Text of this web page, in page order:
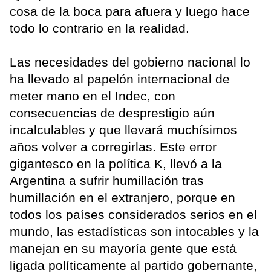
cosa de la boca para afuera y luego hace
todo lo contrario en la realidad.
Las necesidades del gobierno nacional lo
ha llevado al papelón internacional de
meter mano en el Indec, con
consecuencias de desprestigio aún
incalculables y que llevará muchísimos
años volver a corregirlas. Este error
gigantesco en la política K, llevó a la
Argentina a sufrir humillación tras
humillación en el extranjero, porque en
todos los países considerados serios en el
mundo, las estadísticas son intocables y la
manejan en su mayoría gente que está
ligada políticamente al partido gobernante,